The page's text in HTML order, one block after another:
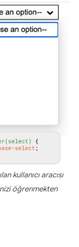
kullanıcı aracısı
öğrenmekten